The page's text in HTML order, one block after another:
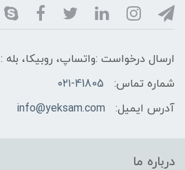
ارسال درخواست :واتساپ، روبیکا، بله : 09021000409
شماره تماس:
۰۲۱-41805
آدرس ایمیل:
info@yeksam.com
درباره ما